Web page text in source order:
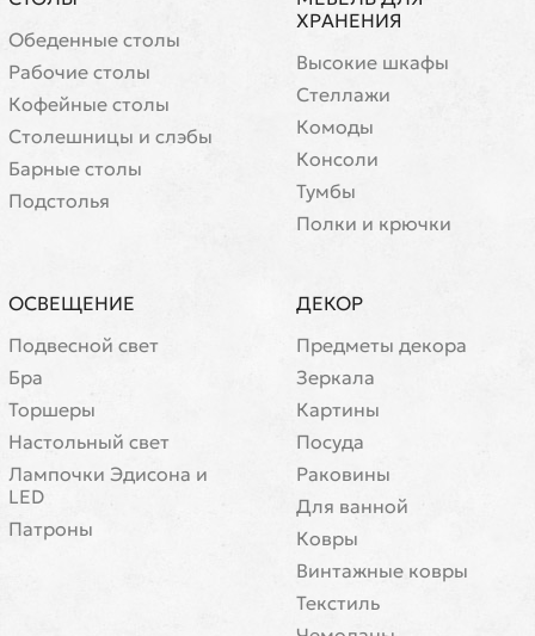
Обеденные столы
Рабочие столы
Кофейные столы
Cтолешницы и слэбы
Барные столы
Подстолья
ХРАНЕНИЯ
Высокие шкафы
Стеллажи
Комоды
Консоли
Тумбы
Полки и крючки
ОСВЕЩЕНИЕ
Подвесной свет
Бра
Торшеры
Настольный свет
Лампочки Эдисона и
LED
Патроны
ДЕКОР
Предметы декора
Зеркала
Картины
Посуда
Раковины
Для ванной
Ковры
Винтажные ковры
Текстиль